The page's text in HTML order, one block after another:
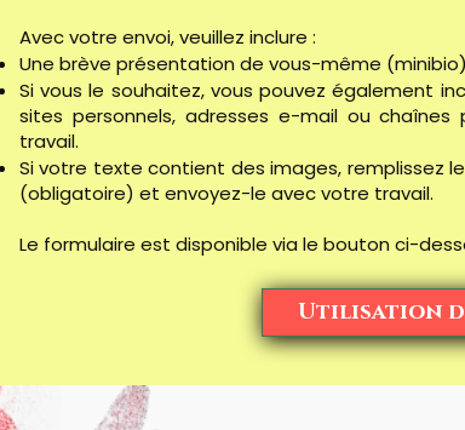
Avec votre envoi, veuillez inclure :
Une brève présentation de vous-même
Si vous le souhaitez, vous pouvez également
sites personnels, adresses e-mail ou
travail.
Si votre texte contient des images, remplissez le
(obligatoire) et envoyez-le avec votre travail.
Le formulaire est disponible via le bouton ci-
Utilisation